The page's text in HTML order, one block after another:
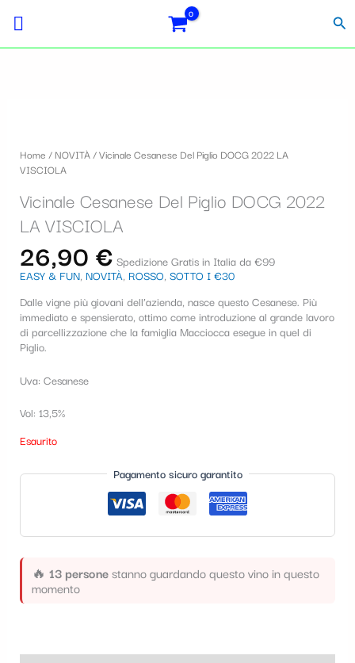
contenuto
Home /NOVITÀ/ Vicinale Cesanese Del Piglio DOCG 2022 LA
VISCIOLA
Vicinale Cesanese Del Piglio DOCG 2022
LA VISCIOLA
26,90 € Spedizione Gratis in Italia da €99
EASY & FUN, NOVITÀ, ROSSO, SOTTO I €30
Dalle vigne più giovani dell’azienda, nasce questo Cesanese. Più
immediato e spensierato, ottimo come introduzione al grande lavoro
di parcellizzazione che la famiglia Macciocca esegue in quel di
Piglio.
Uva: Cesanese
Vol: 13,5%
Esaurito
Pagamento sicuro garantito
🔥 13 personestanno guardando questo vino in questo
momento
o
n
c
a
g
o
fiscale:
Carrello: